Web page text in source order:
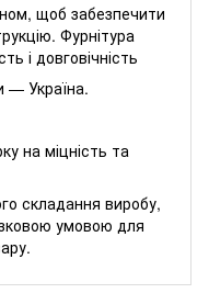
щоб забезпечити
Фурнітура
і довговічність
— Україна.
на міцність та
складання виробу,
умовою для